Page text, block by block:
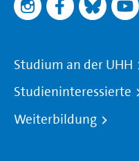
Studium an der UHH
Studieninteressierte
Weiterbildung